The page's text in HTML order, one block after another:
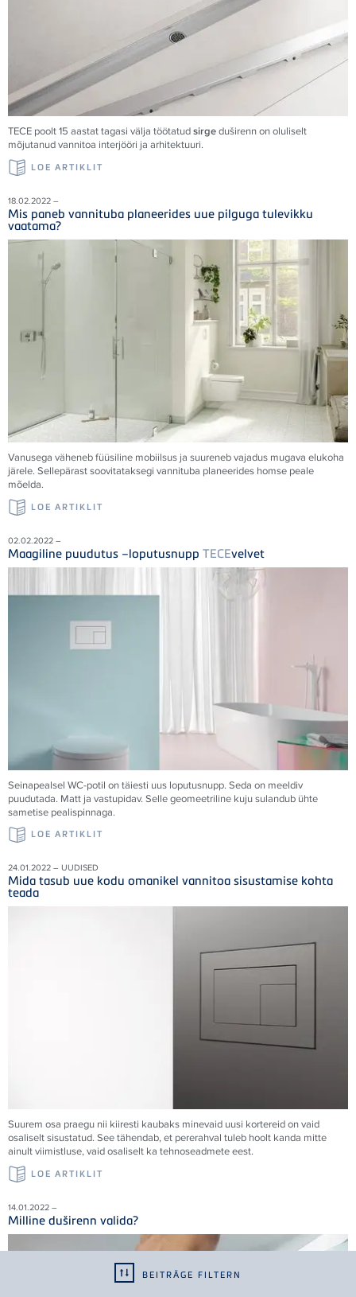
BEITRÄGE FILTERN
TECE poolt 15 aastat tagasi välja töötatudsirgeduširenn on oluliselt
mõjutanud vannitoa interjööri ja arhitektuuri.
LOE ARTIKLIT
18.02.2022 –
Mis paneb vannituba planeerides uue pilguga tulevikku
vaatama?
Vanusega väheneb füüsiline mobiilsus ja suureneb vajadus mugava elukoha
järele. Sellepärast soovitataksegi vannituba planeerides homse peale
mõelda.
LOE ARTIKLIT
02.02.2022 –
Maagiline puudutus –loputusnupp TECEvelvet
Seinapealsel WC-potil on täiesti uus loputusnupp. Seda on meeldiv
puudutada. Matt ja vastupidav. Selle geomeetriline kuju sulandub ühte
sametise pealispinnaga.
LOE ARTIKLIT
24.01.2022 – UUDISED
Mida tasub uue kodu omanikel vannitoa sisustamise kohta
teada
Suurem osa praegu nii kiiresti kaubaks minevaid uusi kortereid on vaid
osaliselt sisustatud. See tähendab, et pererahval tuleb hoolt kanda mitte
ainult viimistluse, vaid osaliselt ka tehnoseadmete eest.
LOE ARTIKLIT
14.01.2022 –
Milline duširenn valida?